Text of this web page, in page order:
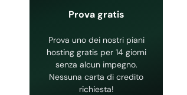
Prova gratis
Prova uno dei nostri piani
hosting gratis per 14 giorni
senza alcun impegno.
Nessuna carta di credito
richiesta!